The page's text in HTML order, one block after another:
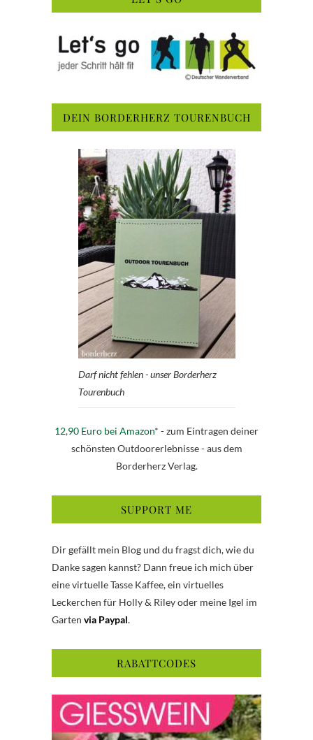
DEIN BORDERHERZ TOURENBUCH
Darf nicht fehlen - unser Borderherz
Tourenbuch
12,90 Euro bei Amazon* - zum Eintragen deiner
schönsten Outdoorerlebnisse - aus dem
Borderherz Verlag.
SUPPORT ME
Dir gefällt mein Blog und du fragst dich, wie du
Danke sagen kannst? Dann freue ich mich über
eine virtuelle Tasse Kaffee, ein virtuelles
Leckerchen für Holly & Riley oder meine Igel im
Garten via Paypal.
RABATTCODES